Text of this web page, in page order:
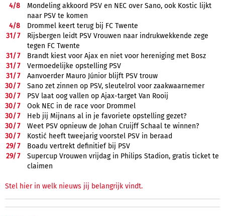
4/8
Mondeling akkoord PSV en NEC over Sano, ook Kostic lijkt
naar PSV te komen
4/8
Drommel keert terug bij FC Twente
31/7
Rijsbergen leidt PSV Vrouwen naar indrukwekkende zege
tegen FC Twente
31/7
Brandt kiest voor Ajax en niet voor hereniging met Bosz
31/7
Vermoedelijke opstelling PSV
31/7
Aanvoerder Mauro Júnior blijft PSV trouw
30/7
Sano zet zinnen op PSV, sleutelrol voor zaakwaarnemer
30/7
PSV laat oog vallen op Ajax-target Van Rooij
30/7
Ook NEC in de race voor Drommel
30/7
Heb jij Mijnans al in je favoriete opstelling gezet?
30/7
Weet PSV opnieuw de Johan Cruijff Schaal te winnen?
30/7
Kostić heeft tweejarig voorstel PSV in beraad
29/7
Boadu vertrekt definitief bij PSV
29/7
Supercup Vrouwen vrijdag in Philips Stadion, gratis ticket te
claimen
Stel hier in welk nieuws jij belangrijk vindt.